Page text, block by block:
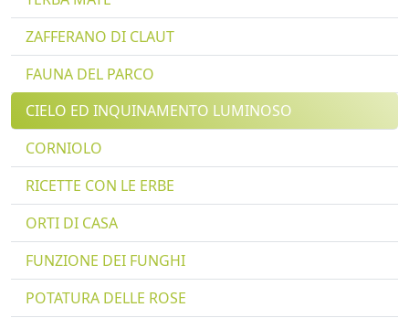
ZAFFERANO DI CLAUT
FAUNA DEL PARCO
CIELO ED INQUINAMENTO LUMINOSO
CORNIOLO
RICETTE CON LE ERBE
ORTI DI CASA
FUNZIONE DEI FUNGHI
POTATURA DELLE ROSE